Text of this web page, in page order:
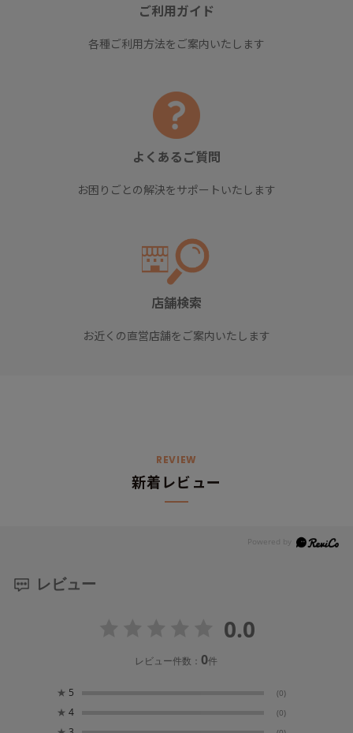
ご利用ガイド
各種ご利用方法をご案内いたします
よくあるご質問
お困りごとの解決をサポートいたします
店舗検索
お近くの直営店舗をご案内いたします
REVIEW
新着レビュー
レビュー
0.0
レビュー件数：0件
★ 5 (0)
★ 4 (0)